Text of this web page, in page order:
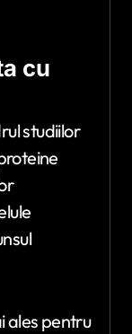
cu
studiilor
ales pentru